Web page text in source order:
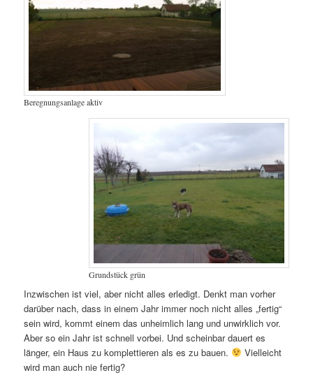
Beregnungsanlage aktiv
Grundstück grün
Inzwischen ist viel, aber nicht alles erledigt. Denkt man vorher
darüber nach, dass in einem Jahr immer noch nicht alles „fertig“
sein wird, kommt einem das unheimlich lang und unwirklich vor.
Aber so ein Jahr ist schnell vorbei. Und scheinbar dauert es
länger, ein Haus zu komplettieren als es zu bauen.
Vielleicht
wird man auch nie fertig?